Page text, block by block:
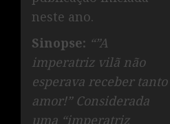
neste ano.
Sinopse: “”A
imperatriz vilã não
esperava receber tanto
amor!” Considerada
uma “imperatriz